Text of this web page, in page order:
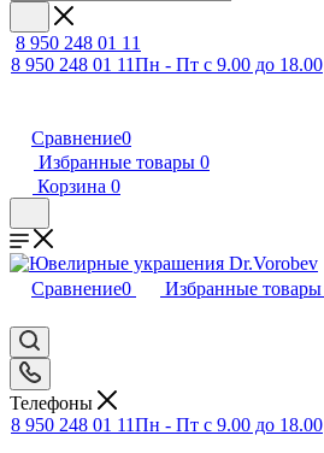
8 950 248 01 11
8 950 248 01 11Пн - Пт с 9.00 до 18.00
Сравнение0
Избранные товары 0
Корзина 0
Сравнение0 Избранные товары
Телефоны
8 950 248 01 11Пн - Пт с 9.00 до 18.00